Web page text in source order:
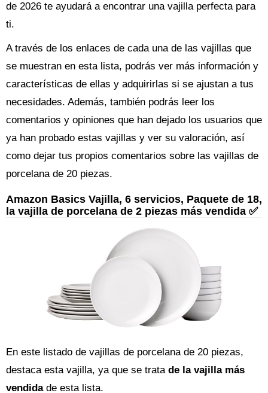
de 2026 te ayudará a encontrar una vajilla perfecta para
ti.
A través de los enlaces de cada una de las vajillas que
se muestran en esta lista, podrás ver más información y
características de ellas y adquirirlas si se ajustan a tus
necesidades. Además, también podrás leer los
comentarios y opiniones que han dejado los usuarios que
ya han probado estas vajillas y ver su valoración, así
como dejar tus propios comentarios sobre las vajillas de
porcelana de 20 piezas.
Amazon Basics Vajilla, 6 servicios, Paquete de 18,
la vajilla de porcelana de 2 piezas más vendida ✅
En este listado de vajillas de porcelana de 20 piezas,
destaca esta vajilla, ya que se trata de la vajilla más
vendidade esta lista.